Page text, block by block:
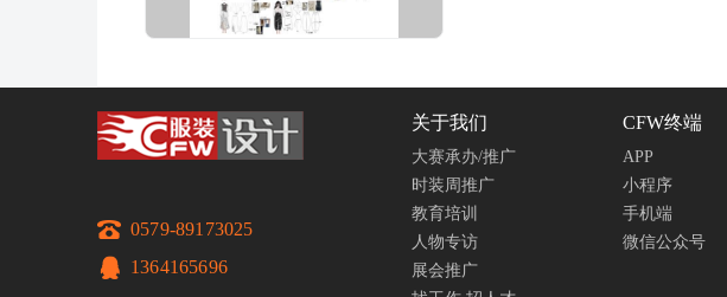
0579-89173025
1364165696
关于我们
大赛承办/推广
时装周推广
教育培训
人物专访
展会推广
CFW终端
APP
小程序
手机端
微信公众号